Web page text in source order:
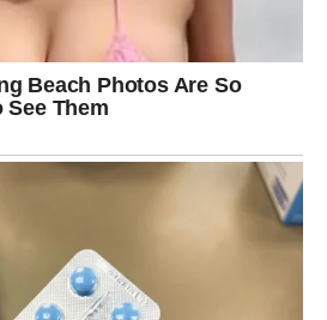
dosta
da izdrži mnogo. Previše.
da razume. Traži logiku u tuđim
analizira, pokušava da “popravi”
dođe ta tačka kada više
– jer problem nije u sitnicama,
ste izbegavali.